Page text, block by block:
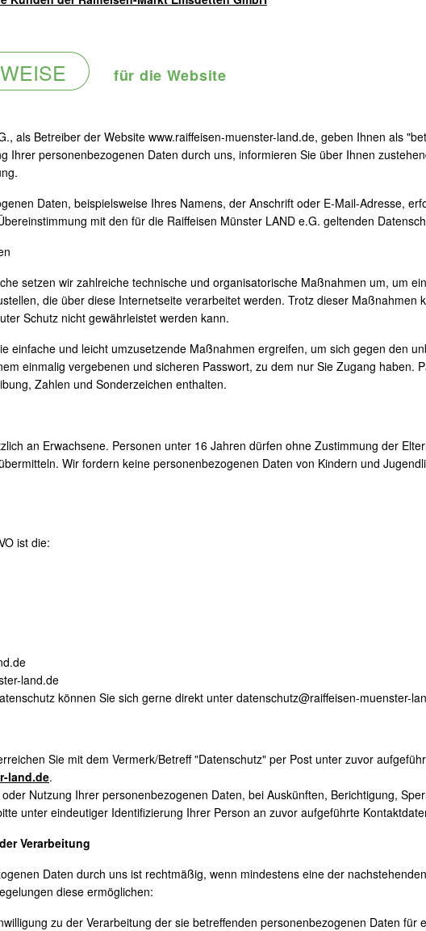
für die Website
als Betreiber der Website www.raiffeisen-muenster-land.de, geben Ihnen als
Ihrer personenbezogenen Daten durch uns, informieren Sie über Ihnen
Daten, beispielsweise Ihres Namens, der Anschrift oder E-Mail-Adresse,
mit den für die Raiffeisen Münster LAND e.G. geltenden
setzen wir zahlreiche technische und organisatorische Maßnahmen um, um
die über diese Internetseite verarbeitet werden. Trotz dieser Maßnahmen
Schutz nicht gewährleistet werden kann.
einfache und leicht umzusetzende Maßnahmen ergreifen, um sich gegen den
einmalig vergebenen und sicheren Passwort, zu dem nur Sie Zugang haben.
Zahlen und Sonderzeichen enthalten.
an Erwachsene. Personen unter 16 Jahren dürfen ohne Zustimmung der
Wir fordern keine personenbezogenen Daten von Kindern und
ist die:
land.de
können Sie sich gerne direkt unter datenschutz@raiffeisen-muenster-
Sie mit dem Vermerk/Betreff "Datenschutz" per Post unter zuvor
land.de.
Nutzung Ihrer personenbezogenen Daten, bei Auskünften, Berichtigung,
unter eindeutiger Identifizierung Ihrer Person an zuvor aufgeführte
Verarbeitung
Daten durch uns ist rechtmäßig, wenn mindestens eine der
diese ermöglichen:
zu der Verarbeitung der sie betreffenden personenbezogenen Daten